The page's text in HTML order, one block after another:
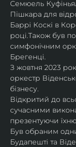
Семюель
Пішкара для
Баррі Коскі в
році.Також був
симфонічним
Брегенці.
З жовтня 2023
оркестр
бізнесу.
Відкритий до
сучасними
презентуючи
Був обраним
Будапешті та